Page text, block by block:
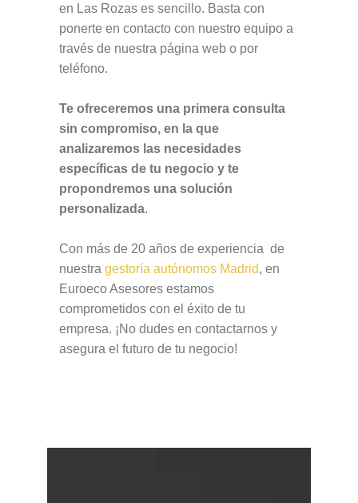
en Las Rozas es sencillo. Basta con
ponerte en contacto con nuestro equipo a
través de nuestra página web o por
teléfono.
Te ofreceremos una primera consulta
sin compromiso, en la que
analizaremos las necesidades
específicas de tu negocio y te
propondremos una solución
personalizada.
Con más de 20 años de experiencia de
nuestra gestoría autónomos Madrid, en
Euroeco Asesores estamos
comprometidos con el éxito de tu
empresa. ¡No dudes en contactarnos y
asegura el futuro de tu negocio!